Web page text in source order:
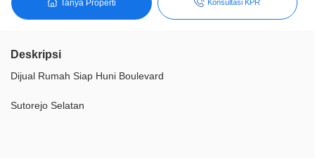
Tanya Properti Konsultasi KPR
Deskripsi
Dijual Rumah Siap Huni Boulevard
Sutorejo Selatan